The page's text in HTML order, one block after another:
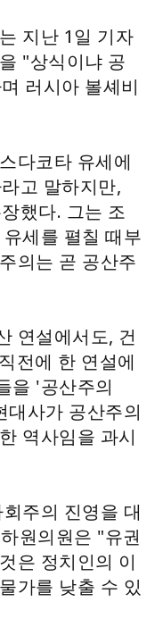
지난 1일 기자
"상식이냐 공
러시아 볼셰비
다코타 유세에
고 말하지만,
했다. 그는 조
세를 펼칠 때부
의는 곧 공산주
연설에서도, 건
전에 한 연설에
을 '공산주의
사가 공산주의
역사임을 과시
주의 진영을 대
원의원은 "유권
은 정치인의 이
가를 낮출 수 있